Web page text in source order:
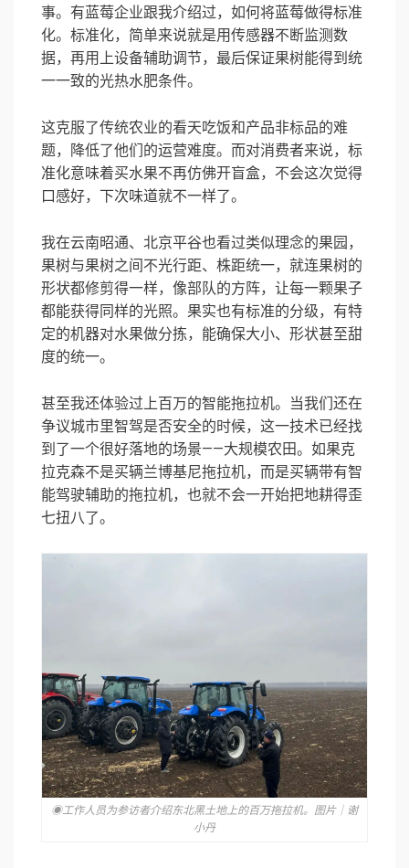
事。有蓝莓企业跟我介绍过，如何将蓝莓做得标准
化。标准化，简单来说就是用传感器不断监测数
据，再用上设备辅助调节，最后保证果树能得到统
一一致的光热水肥条件。
这克服了传统农业的看天吃饭和产品非标品的难
题，降低了他们的运营难度。而对消费者来说，标
准化意味着买水果不再仿佛开盲盒，不会这次觉得
口感好，下次味道就不一样了。
我在云南昭通、北京平谷也看过类似理念的果园，
果树与果树之间不光行距、株距统一，就连果树的
形状都修剪得一样，像部队的方阵，让每一颗果子
都能获得同样的光照。果实也有标准的分级，有特
定的机器对水果做分拣，能确保大小、形状甚至甜
度的统一。
甚至我还体验过上百万的智能拖拉机。当我们还在
争议城市里智驾是否安全的时候，这一技术已经找
到了一个很好落地的场景——大规模农田。如果克
拉克森不是买辆兰博基尼拖拉机，而是买辆带有智
能驾驶辅助的拖拉机，也就不会一开始把地耕得歪
七扭八了。
◉工作人员为参访者介绍东北黑土地上的百万拖拉机。图片｜谢
小丹